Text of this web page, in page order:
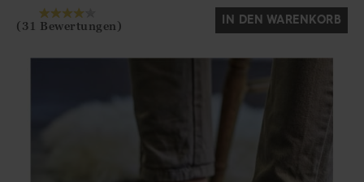
(31 Bewertungen) IN DEN WARENKORB